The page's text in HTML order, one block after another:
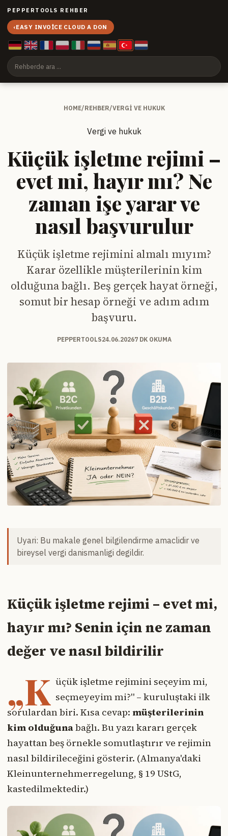
PEPPERTOOLS REHBER
‹EASY INVOICE CLOUD A DON
HOME/REHBER/VERGI VE HUKUK
Vergi ve hukuk
Küçük işletme rejimi –
evet mi, hayır mı? Ne
zaman işe yarar ve
nasıl başvurulur
Küçük işletme rejimini almalı mıyım?
Karar özellikle müşterilerinin kim
olduğuna bağlı. Beş gerçek hayat örneği,
somut bir hesap örneği ve adım adım
başvuru.
PEPPERTOOLS24.06.20267 DK OKUMA
Uyari: Bu makale genel bilgilendirme amaclidir ve
bireysel vergi danismanligi degildir.
Küçük işletme rejimi – evet mi,
hayır mı? Senin için ne zaman
değer ve nasıl bildirilir
„K üçük işletme rejimini seçeyim mi,
seçmeyeyim mi?" – kuruluştaki ilk
sorulardan biri. Kısa cevap: müşterilerinin
kim olduğunabağlı. Bu yazı kararı gerçek
hayattan beş örnekle somutlaştırır ve rejimin
nasıl bildirileceğini gösterir. (Almanya'daki
Kleinunternehmerregelung, § 19 UStG,
kastedilmektedir.)